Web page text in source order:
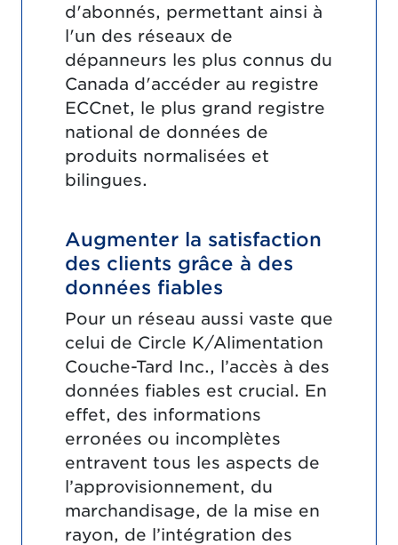
d'abonnés, permettant ainsi à
l'un des réseaux de
dépanneurs les plus connus du
Canada d'accéder au registre
ECCnet, le plus grand registre
national de données de
produits normalisées et
bilingues.
Augmenter la satisfaction
des clients grâce à des
données fiables
Pour un réseau aussi vaste que
celui de Circle K/Alimentation
Couche-Tard Inc., l’accès à des
données fiables est crucial. En
effet, des informations
erronées ou incomplètes
entravent tous les aspects de
l’approvisionnement, du
marchandisage, de la mise en
rayon, de l’intégration des